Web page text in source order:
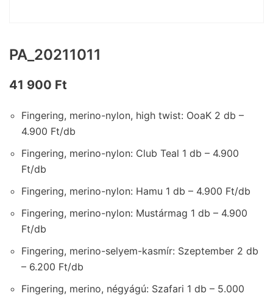
PA_20211011
41 900 Ft
Fingering, merino-nylon, high twist: OoaK 2 db –
4.900 Ft/db
Fingering, merino-nylon: Club Teal 1 db – 4.900
Ft/db
Fingering, merino-nylon: Hamu 1 db – 4.900 Ft/db
Fingering, merino-nylon: Mustármag 1 db – 4.900
Ft/db
Fingering, merino-selyem-kasmír: Szeptember 2 db
– 6.200 Ft/db
Fingering, merino, négyágú: Szafari 1 db – 5.000